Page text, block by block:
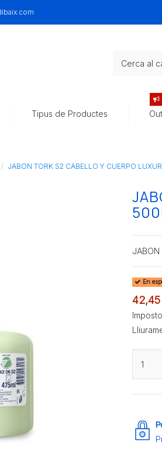
Tipus de Productes
JABON TORK S2 CABELLO Y CUERPO
JABON
En